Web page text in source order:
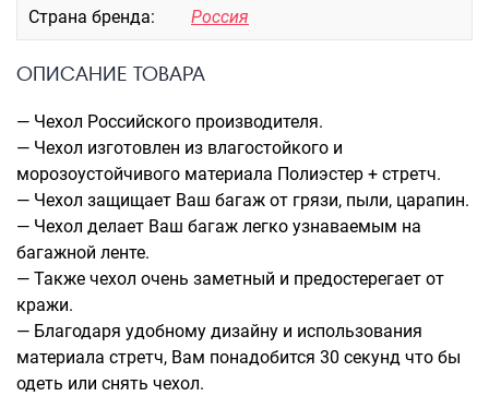
Бьюти-кейсы
Распродажа
Сумки колесные
Сумки спортивные
Сумки деловые
Сумки поясные
Сумки для ноутбуков
Сумки-тележки хозяйственные
Сумки-рюкзаки на колёсах
Сумки детские
Страна бренда: Россия
ОПИСАНИЕ ТОВАРА
— Чехол Российского производителя.
— Чехол изготовлен из влагостойкого и
морозоустойчивого материала Полиэстер + стретч.
— Чехол защищает Ваш багаж от грязи, пыли, царапин.
— Чехол делает Ваш багаж легко узнаваемым на
багажной ленте.
— Также чехол очень заметный и предостерегает от
кражи.
— Благодаря удобному дизайну и использования
материала стретч, Вам понадобится 30 секунд что бы
одеть или снять чехол.